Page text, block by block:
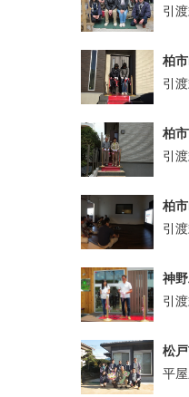
引
柏
引
柏
引
柏
引
神
引
松
平